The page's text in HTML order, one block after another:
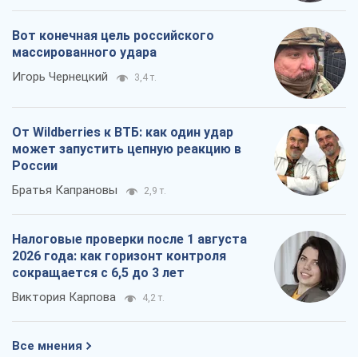
Вот конечная цель российского
массированного удара
Игорь Чернецкий 3,4 т.
От Wildberries к ВТБ: как один удар
может запустить цепную реакцию в
России
Братья Капрановы 2,9 т.
Налоговые проверки после 1 августа
2026 года: как горизонт контроля
сокращается с 6,5 до 3 лет
Виктория Карпова 4,2 т.
Все мнения